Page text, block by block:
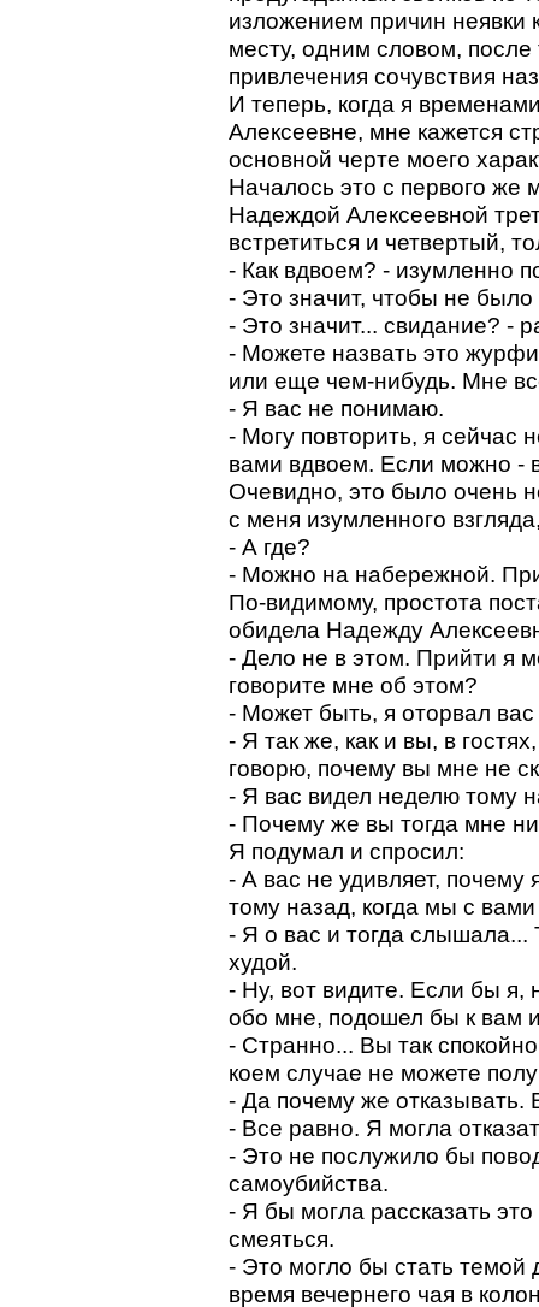
изложением причин неявки
месту, одним словом, после
привлечения сочувствия
И теперь, когда я
Алексеевне, мне кажется
основной черте моего
Началось это с первого же
Надеждой Алексеевной
встретиться и четвертый,
- Как вдвоем? - изумленно
- Это значит, чтобы не было
- Это значит... свидание? -
- Можете назвать это
или еще чем-нибудь. Мне
- Я вас не понимаю.
- Могу повторить, я сейчас
вами вдвоем. Если можно -
Очевидно, это было очень
с меня изумленного
- А где?
- Можно на набережной.
По-видимому, простота
обидела Надежду
- Дело не в этом. Прийти я
говорите мне об этом?
- Может быть, я оторвал вас
- Я так же, как и вы, в
говорю, почему вы мне не
- Я вас видел неделю тому
- Почему же вы тогда мне
Я подумал и спросил:
- А вас не удивляет,
тому назад, когда мы с
- Я о вас и тогда слышала...
худой.
- Ну, вот видите. Если бы я,
обо мне, подошел бы к вам
- Странно... Вы так
коем случае не можете
- Да почему же отказывать.
- Все равно. Я могла
- Это не послужило бы
самоубийства.
- Я бы могла рассказать
смеяться.
- Это могло бы стать темой
время вечернего чая в